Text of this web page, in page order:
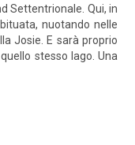
Settentrionale. Qui, in
nuotando nelle
Josie. E sarà proprio
stesso lago. Una